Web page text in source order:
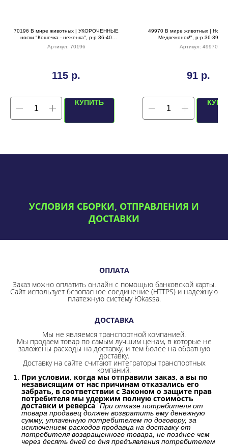
70196 В мире животных | УКОРОЧЕННЫЕ
носки "Кошечка - неженка", р-р 36-40
(розовый)
Артикул: 70196
115 р.
КУПИТЬ
49970 В мире животных | Носки
Медвежонок!", р-р 36-39
терракотовый)
Артикул: 49970
91 р.
УСЛОВИЯ СБОРКИ, ОТПРАВЛЕНИЯ И
ДОСТАВКИ
ОПЛАТА
Заказ можно оплатить онлайн с помощью банковской карты.
Сайт использует безопасное соединение (HTTPS) и надежную
платежную систему Юkassa.
ДОСТАВКА
Мы не являемся транспортной компанией.
Мы продаем товар по самым лучшим ценам, в которые не
заложены расходы на доставку, и тем более на обратную
доставку.
Доставку на сайте считают интеграторы транспортных
компаний.
При условии, когда мы отправили заказ, а вы по
независящим от нас причинам отказались его
забрать, в соответствии с Законом о защите прав
потребителя мы удержим полную стоимость
доставки и реверса "При отказе потребителя от
товара продавец должен возвратить ему денежную
сумму, уплаченную потребителем по договору, за
исключением расходов продавца на доставку от
потребителя возвращенного товара, не позднее чем
через десять дней со дня предъявления потребителем